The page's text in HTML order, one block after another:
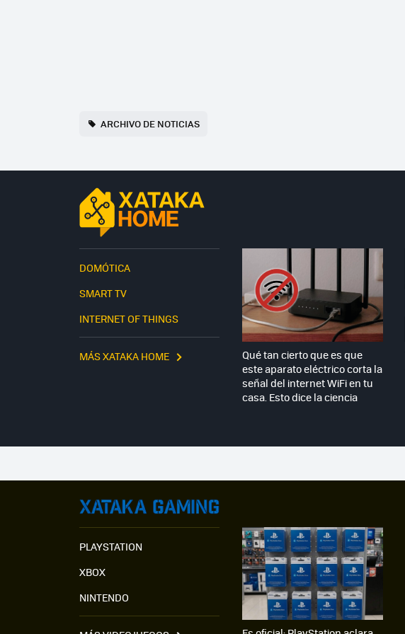
ARCHIVO DE NOTICIAS
DOMÓTICA
SMART TV
INTERNET OF THINGS
MÁS XATAKA HOME
Qué tan cierto que es que
este aparato eléctrico corta la
señal del internet WiFi en tu
casa. Esto dice la ciencia
PLAYSTATION
XBOX
NINTENDO